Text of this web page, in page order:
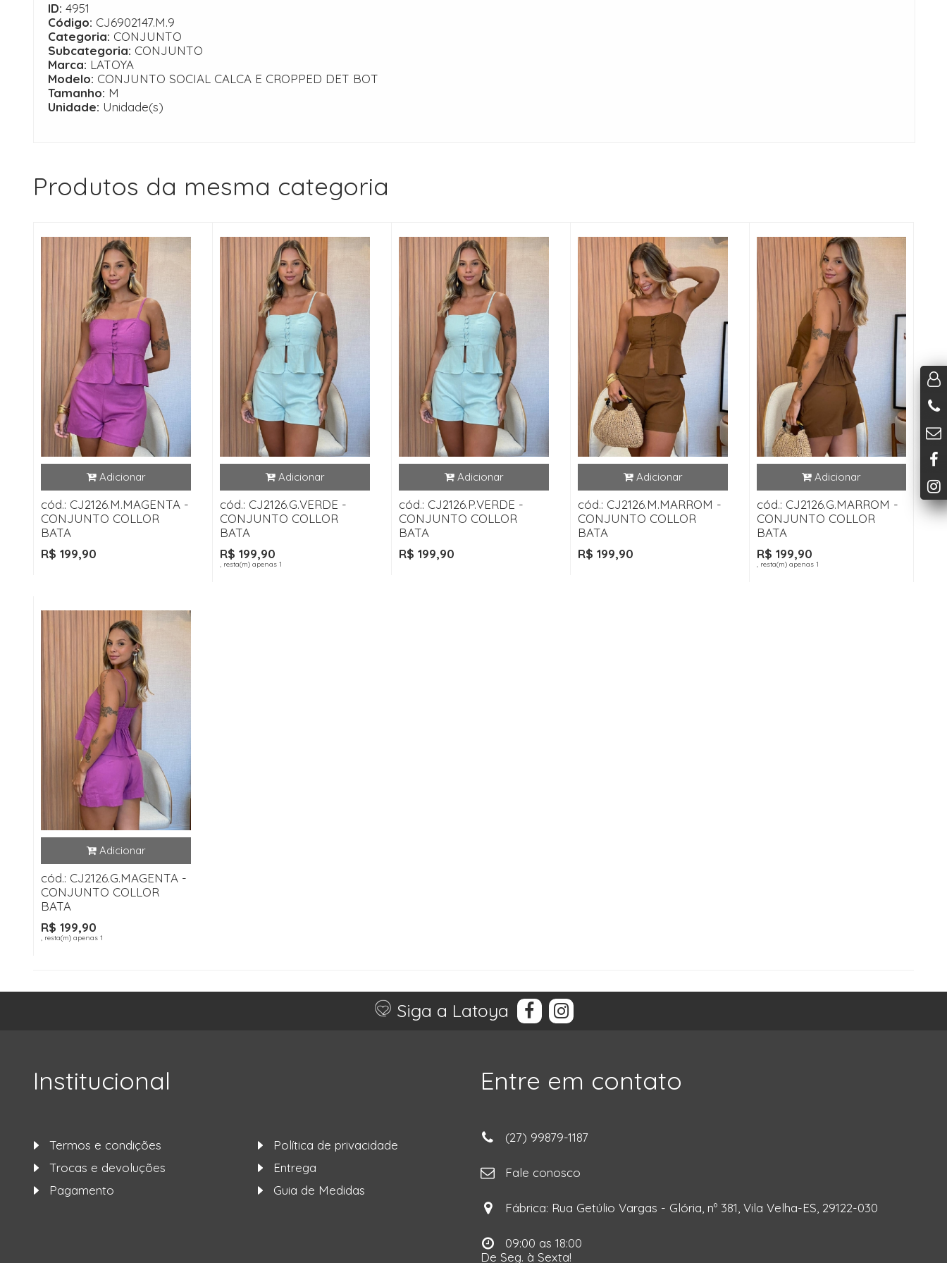
ID: 4951
Código: CJ6902147.M.9
Categoria: CONJUNTO
Subcategoria: CONJUNTO
Marca: LATOYA
Modelo: CONJUNTO SOCIAL CALCA E CROPPED DET BOT
Tamanho: M
Unidade: Unidade(s)
Produtos da mesma categoria
cód.: CJ2126.M.MAGENTA -
CONJUNTO COLLOR
BATA
R$ 199,90
cód.: CJ2126.G.VERDE -
CONJUNTO COLLOR
BATA
R$ 199,90
, resta(m) apenas 1
cód.: CJ2126.P.VERDE -
CONJUNTO COLLOR
BATA
R$ 199,90
cód.: CJ2126.M.MARROM -
CONJUNTO COLLOR
BATA
R$ 199,90
cód.: CJ2126.G.MARROM -
CONJUNTO COLLOR
BATA
R$ 199,90
, resta(m) apenas 1
cód.: CJ2126.G.MAGENTA -
CONJUNTO COLLOR
BATA
R$ 199,90
, resta(m) apenas 1
Siga a Latoya
Institucional
Termos e condições
Política de privacidade
Trocas e devoluções
Entrega
Pagamento
Guia de Medidas
Entre em contato
(27) 99879-1187
Fale conosco
Fábrica: Rua Getúlio Vargas - Glória, nº 381, Vila Velha-ES, 29122-030
09:00 as 18:00
De Seg. à Sexta!